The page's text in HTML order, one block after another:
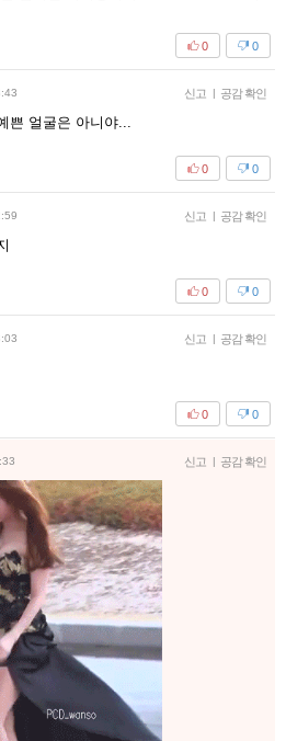
0
0
신고 | 공감 확인
쁜 얼굴은 아니야...
0
0
신고 | 공감 확인
0
0
신고 | 공감 확인
0
0
신고 | 공감 확인